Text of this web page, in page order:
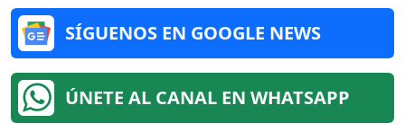
SÍGUENOS EN GOOGLE NEWS
ÚNETE AL CANAL EN WHATSAPP